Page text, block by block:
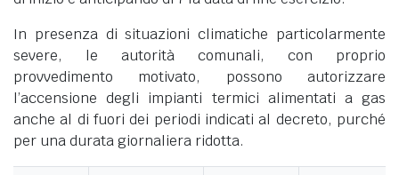
In presenza di situazioni climatiche particolarmente
severe, le autorità comunali, con proprio
provvedimento motivato, possono autorizzare
l’accensione degli impianti termici alimentati a gas
anche al di fuori dei periodi indicati al decreto, purché
per una durata giornaliera ridotta.